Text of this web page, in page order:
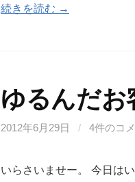
続きを読む →
ゆるんだお
2012年6月29日 / 4件のコ
いらさいませー。 今日は